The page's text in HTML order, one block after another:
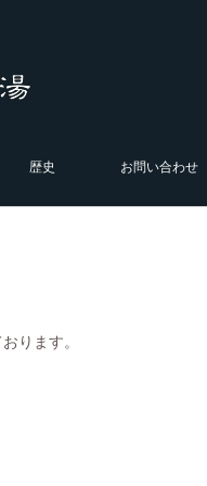
歴史 お問い合わせ
ります。